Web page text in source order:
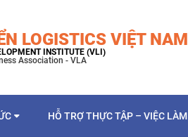
LOGISTICS VIỆT NAM
INSTITUTE (VLI)
Association - VLA
HỖ TRỢ THỰC TẬP – VIỆC LÀM